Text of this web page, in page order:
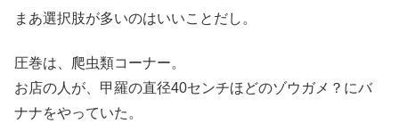
まあ選択肢が多いのはいいことだし。
圧巻は、爬虫類コーナー。
お店の人が、甲羅の直径40センチほどのゾウガメ？にバ
ナナをやっていた。